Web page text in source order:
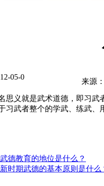
05-0
来源
思义就是武术道德，即习武
习武者整个的学武、练武
武德教育的地位是什么？
新时期武德的基本原则是什么